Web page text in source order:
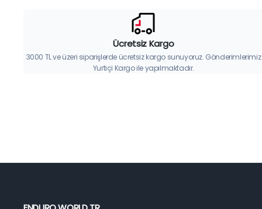
Ücretsiz Kargo
3000 TL ve üzeri siparişlerde ücretsiz kargo sunuyoruz. Gönderimlerimiz
Yurtiçi Kargo ile yapılmaktadır.